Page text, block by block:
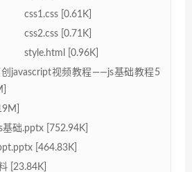
css1.css [0.61K]
css2.css [0.71K]
style.html [0.96K]
javascript视频教程——js基础教程5
基础.pptx [752.94K]
[464.83K]
[23.84K]